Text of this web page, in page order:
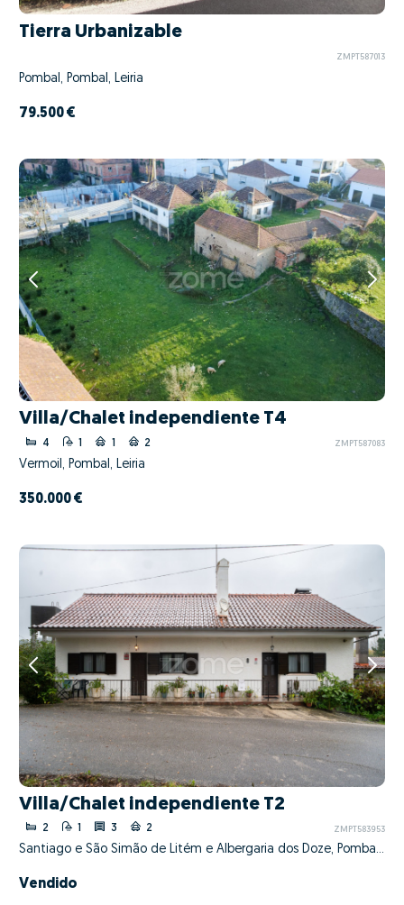
Tierra Urbanizable
ZMPT587013
Pombal, Pombal, Leiria
79.500 €
Villa/Chalet independiente T4
4 1 1 2 ZMPT587083
Vermoil, Pombal, Leiria
350.000 €
Villa/Chalet independiente T2
2 3 2 ZMPT583953
Santiago e São Simão de Litém e Albergaria dos Doze, Pombal, Leiria
Vendido